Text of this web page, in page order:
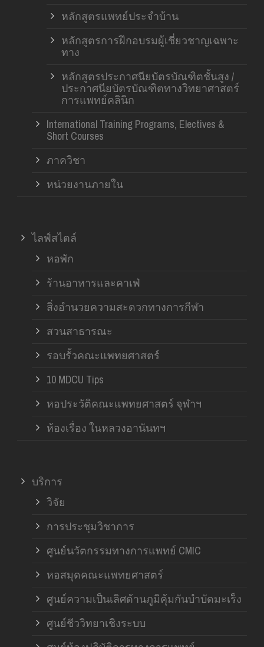
หลักสูตรแพทย์ประจำบ้าน
หลักสูตรการฝึกอบรมผู้เชี่ยวชาญเฉพาะ
ทาง
หลักสูตรประกาศนียบัตรบัณฑิตชั้นสูง /
ประกาศนียบัตรบัณฑิตทางวิทยาศาสตร์
การแพทย์คลินิก
International Training Programs, Electives &
Short Courses
ภาควิชา
หน่วยงานภายใน
ไลฟ์สไตล์
หอพัก
ร้านอาหารและคาเฟ่
สิ่งอำนวยความสะดวกทางการกีฬา
สวนสาธารณะ
รอบรั้วคณะแพทยศาสตร์
10 MDCU Tips
หอประวัติคณะแพทยศาสตร์ จุฬาฯ
ห้องเรื่อง ในหลวงอานันทฯ
บริการ
วิจัย
การประชุมวิชาการ
ศูนย์นวัตกรรมทางการแพทย์ CMIC
หอสมุดคณะแพทยศาสตร์
ศูนย์ความเป็นเลิศด้านภูมิคุ้มกันบำบัดมะเร็ง
ศูนย์ชีววิทยาเชิงระบบ